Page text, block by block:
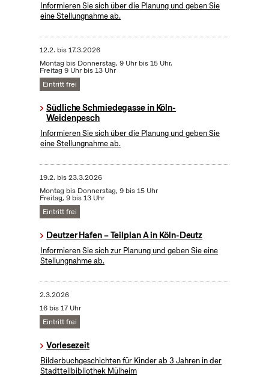
Informieren Sie sich über die Planung und geben Sie
eine Stellungnahme ab.
12.2. bis17.3.2026
Montag bis Donnerstag, 9 Uhr bis 15 Uhr,
Freitag 9 Uhr bis 13 Uhr
Eintritt frei
Südliche Schmiedegasse in Köln-
Weidenpesch
Informieren Sie sich über die Planung und geben Sie
eine Stellungnahme ab.
19.2. bis23.3.2026
Montag bis Donnerstag, 9 bis 15 Uhr
Freitag, 9 bis 13 Uhr
Eintritt frei
Deutzer Hafen – Teilplan A in Köln-Deutz
Informieren Sie sich zur Planung und geben Sie eine
Stellungnahme ab.
2.3.2026
16 bis 17 Uhr
Eintritt frei
Vorlesezeit
Bilderbuchgeschichten für Kinder ab 3 Jahren in der
Stadtteilbibliothek Mülheim